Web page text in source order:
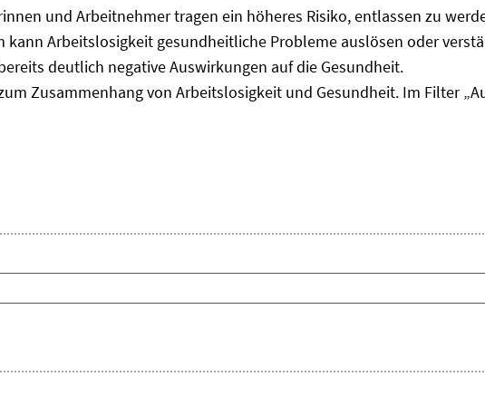
und Arbeitnehmer tragen ein höheres Risiko, entlassen zu
Arbeitslosigkeit gesundheitliche Probleme auslösen oder
deutlich negative Auswirkungen auf die Gesundheit.
Zusammenhang von Arbeitslosigkeit und Gesundheit. Im Filter